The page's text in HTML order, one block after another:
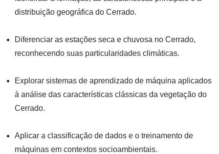
distribuição geográfica do Cerrado.
Diferenciar as estações seca e chuvosa no Cerrado,
reconhecendo suas particularidades climáticas.
Explorar sistemas de aprendizado de máquina aplicados
à análise das características clássicas da vegetação do
Cerrado.
Aplicar a classificação de dados e o treinamento de
máquinas em contextos socioambientais.